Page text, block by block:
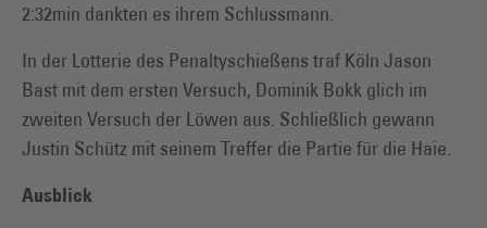
2:32min dankten es ihrem Schlussmann.
In der Lotterie des Penaltyschießens traf Köln Jason
Bast mit dem ersten Versuch, Dominik Bokk glich im
zweiten Versuch der Löwen aus. Schließlich gewann
Justin Schütz mit seinem Treffer die Partie für die Haie.
Ausblick